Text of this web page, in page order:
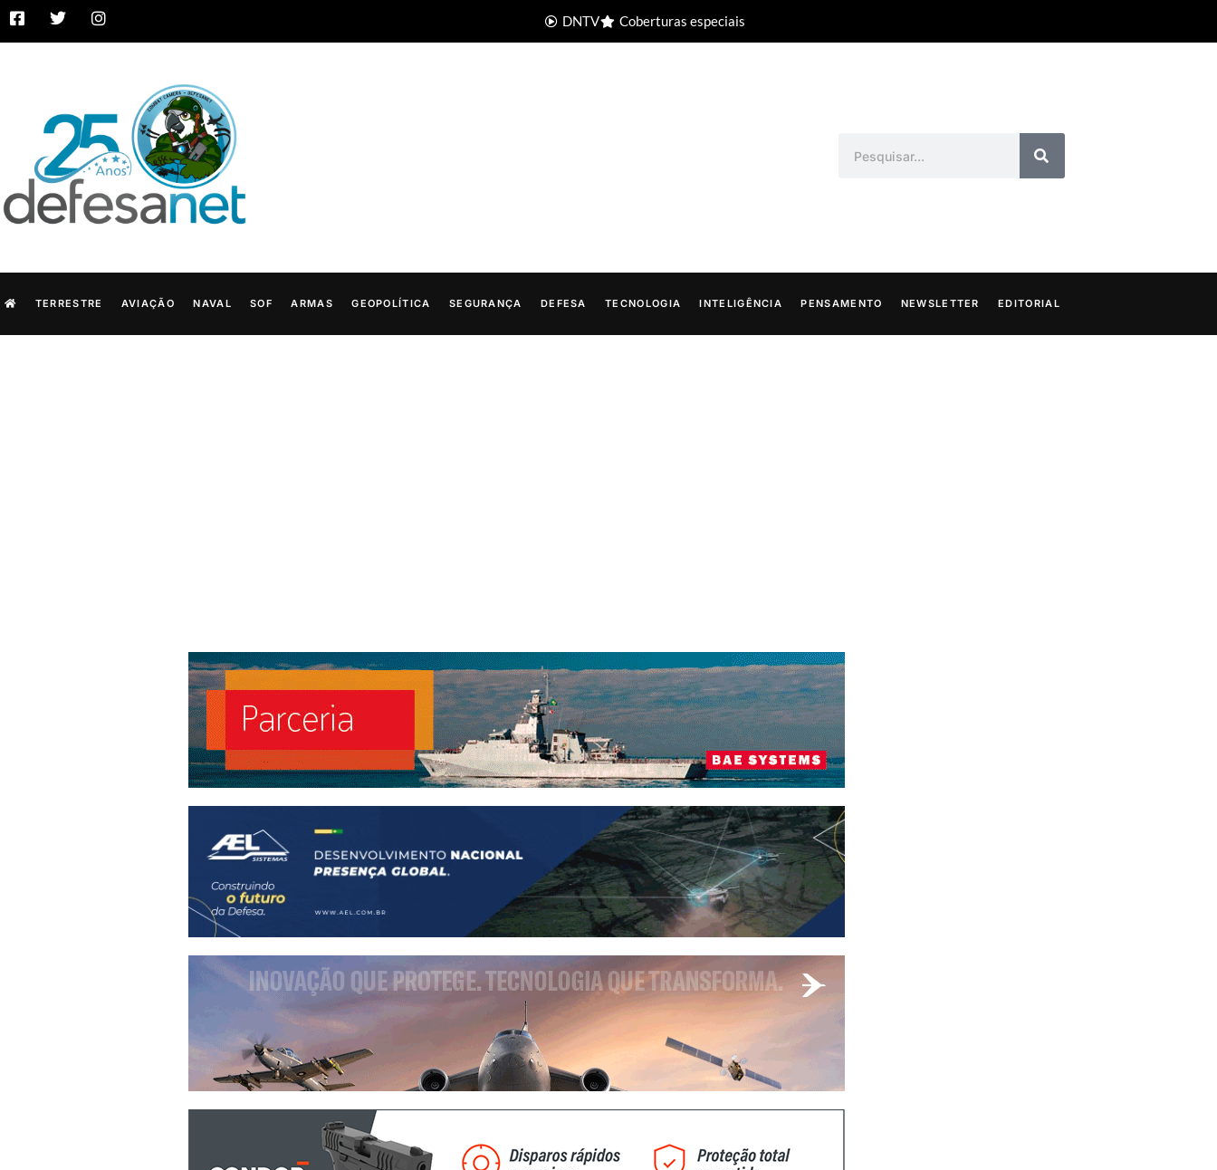
DNTV Coberturas especiais
TERRESTRE AVIAÇÃO NAVAL SOF ARMAS GEOPOLÍTICA SEGURANÇA DEFESA TECNOLOGIA INTELIGÊNCIA PENSAMENTO NEWSLETTER EDITORIAL